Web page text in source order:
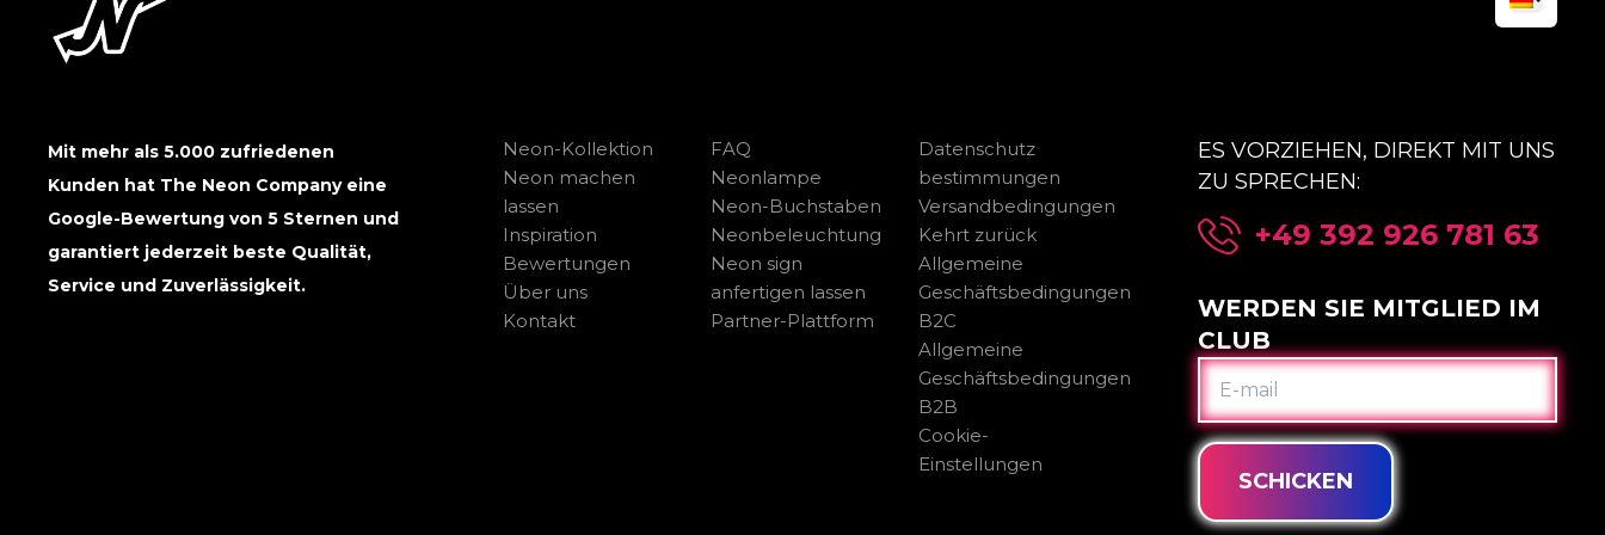
Mit mehr als 5.000 zufriedenen
Kunden hat The Neon Company eine
Google-Bewertung von 5 Sternen und
garantiert jederzeit beste Qualität,
Service und Zuverlässigkeit.
Neon-Kollektion
Neon machen
lassen
Inspiration
Bewertungen
Über uns
Kontakt
FAQ
Neonlampe
Neon-Buchstaben
Neonbeleuchtung
Neon sign
anfertigen lassen
Partner-Plattform
Datenschutz
bestimmungen
Versandbedingungen
Kehrt zurück
Allgemeine
Geschäftsbedingungen
B2C
Allgemeine
Geschäftsbedingungen
B2B
Cookie-
Einstellungen
ES VORZIEHEN, DIREKT MIT UNS
ZU SPRECHEN:
+49 392 926 781 63
WERDEN SIE MITGLIED IM
CLUB
E-
MAIL
SCHICKEN